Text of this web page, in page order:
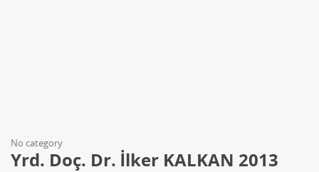
No category
Yrd. Doç. Dr. İlker KALKAN 2013